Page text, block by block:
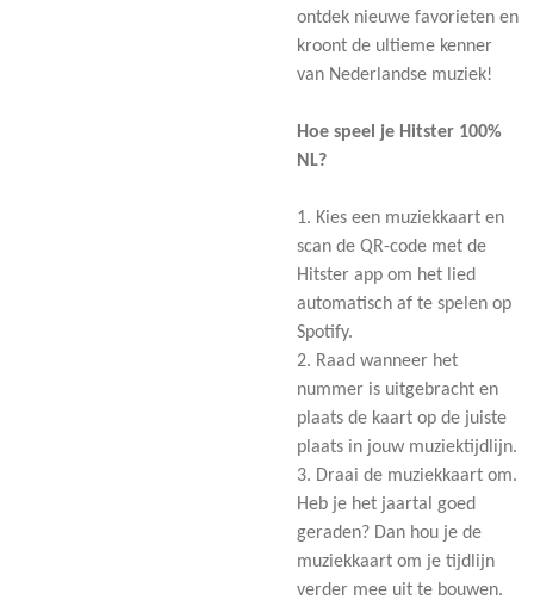
ontdek nieuwe favorieten en
kroont de ultieme kenner
van Nederlandse muziek!
Hoe speel je Hitster 100%
NL?
1. Kies een muziekkaart en
scan de QR-code met de
Hitster app om het lied
automatisch af te spelen op
Spotify.
2. Raad wanneer het
nummer is uitgebracht en
plaats de kaart op de juiste
plaats in jouw muziektijdlijn.
3. Draai de muziekkaart om.
Heb je het jaartal goed
geraden? Dan hou je de
muziekkaart om je tijdlijn
verder mee uit te bouwen.